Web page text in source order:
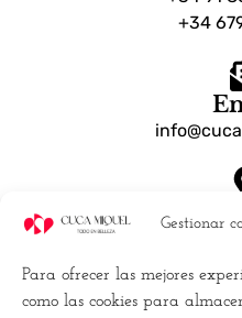
Gestionar
Para ofrecer las mejores
como las cookies para
+34
Dónde
Calle Luchana, 25